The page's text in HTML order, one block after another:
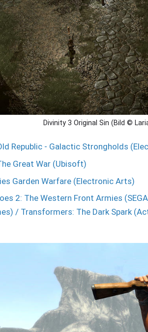
Divinity 3 Original Sin (Bild ©
Republic - Galactic Strongholds
Great War (Ubisoft)
Garden Warfare (Electronic Arts)
2: The Western Front Armies
/ Transformers: The Dark Spark